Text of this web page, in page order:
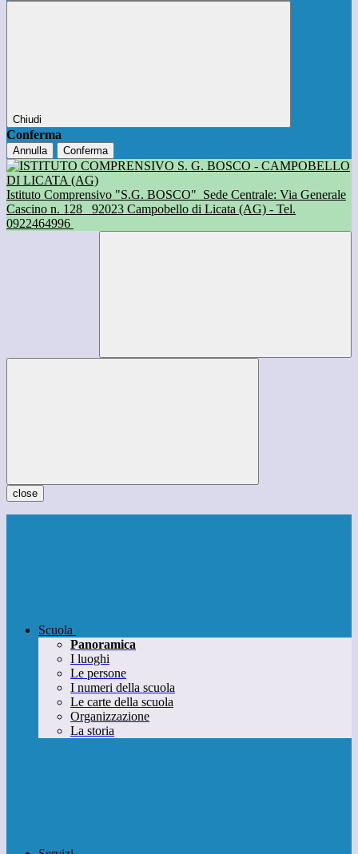
Chiudi
Conferma
Annulla Conferma
Istituto Comprensivo "S.G. BOSCO" Sede Centrale: Via Generale
Cascino n. 128
92023 Campobello di Licata (AG) - Tel.
0922464996
close
Scuola
Panoramica
I luoghi
Le persone
I numeri della scuola
Le carte della scuola
Organizzazione
La storia